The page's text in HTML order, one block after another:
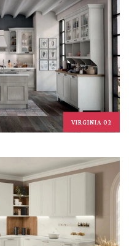
VIRGINIA 02